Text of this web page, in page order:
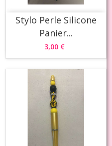
Stylo Perle Silicone
Panier...
3,00 €